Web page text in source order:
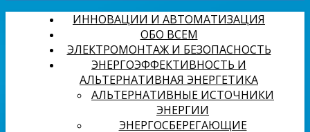
ИННОВАЦИИ И АВТОМАТИЗАЦИЯ
ОБО ВСЕМ
ЭЛЕКТРОМОНТАЖ И БЕЗОПАСНОСТЬ
ЭНЕРГОЭФФЕКТИВНОСТЬ И
АЛЬТЕРНАТИВНАЯ ЭНЕРГЕТИКА
АЛЬТЕРНАТИВНЫЕ ИСТОЧНИКИ
ЭНЕРГИИ
ЭНЕРГОСБЕРЕГАЮЩИЕ